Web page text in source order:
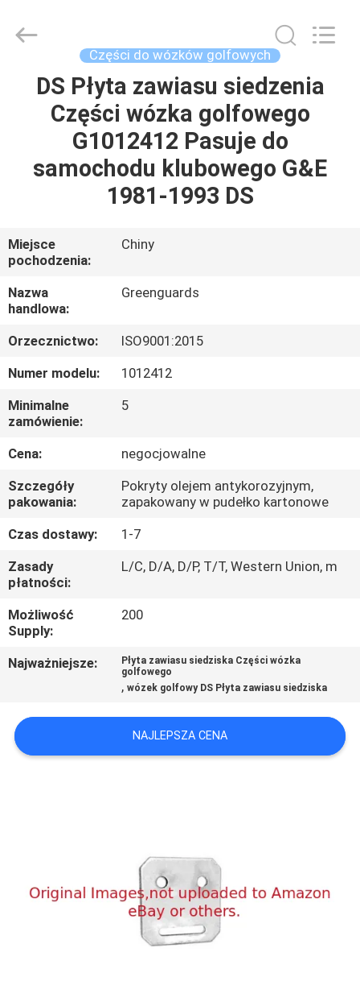
DOM
PRODUKTY
WYCIECZKA
PO
FABRYCE
KONTROLA
JAKOŚCI
SKONTAKTUJ
SIĘ
Z
NAMI
AKTUALNOŚCI
POPROSIĆ
O
SITEMAP
Trading
Części do wózków golfowych
DS Płyta zawiasu siedzenia
Części wózka golfowego
G1012412 Pasuje do
samochodu klubowego G&E
1981-1993 DS
Miejsce
pochodzenia:
Chiny
Nazwa
handlowa:
Greenguards
Orzecznictwo:
ISO9001:2015
Numer modelu:
1012412
Minimalne
zamówienie:
5
Cena:
negocjowalne
Szczegóły
pakowania:
Pokryty olejem antykorozyjnym,
zapakowany w pudełko kartonowe
Czas dostawy:
1-7
Zasady
płatności:
L/C, D/A, D/P, T/T, Western Union, m
Możliwość
Supply:
200
Najważniejsze:
Płyta zawiasu siedziska Części wózka
golfowego
,wózek golfowy DS Płyta zawiasu siedziska
NAJLEPSZA CENA